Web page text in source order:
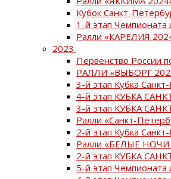
Кубок Санкт-
1-й этап
Ралли «КАРЕЛИЯ
2023
Первенство России
РАЛЛИ «ВЫБОРГ
3-й этап Кубка
4-й этап КУБКА
3-й этап КУБКА
Ралли «Санкт-
2-й этап Кубка
Ралли «БЕЛЫЕ НОЧИ
2-й этап КУБКА
5-й этап